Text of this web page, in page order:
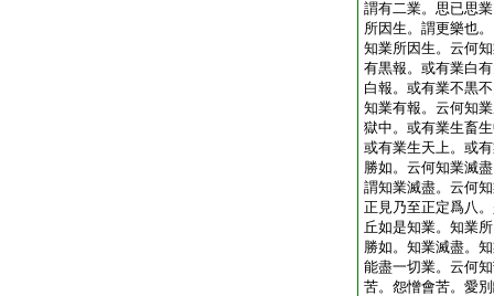
謂有二業。思已思
所因生。謂更樂也
知業所因生。云何
有黒報。或有業白
白報。或有業不黒
知業有報。云何知
獄中。或有業生畜
或有業生天上。或
勝如。云何知業滅
謂知業滅盡。云何
正見乃至正定爲八
丘如是知業。知業
勝如。知業滅盡。
能盡一切業。云何
苦。怨憎會苦。愛